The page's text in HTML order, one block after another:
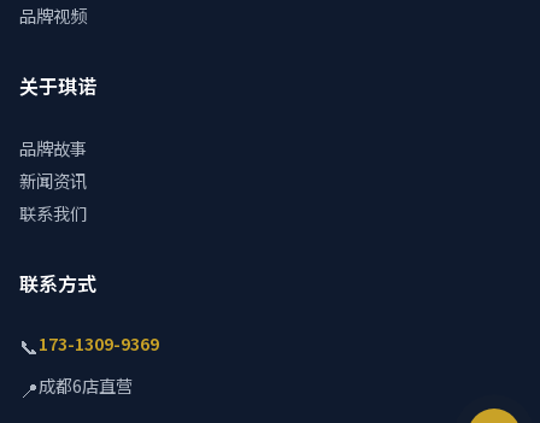
品牌视频
关于琪诺
品牌故事
新闻资讯
联系我们
联系方式
📞173-1309-9369
📍成都6店直营